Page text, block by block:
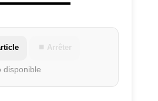
⏹ Arrêter
disponible